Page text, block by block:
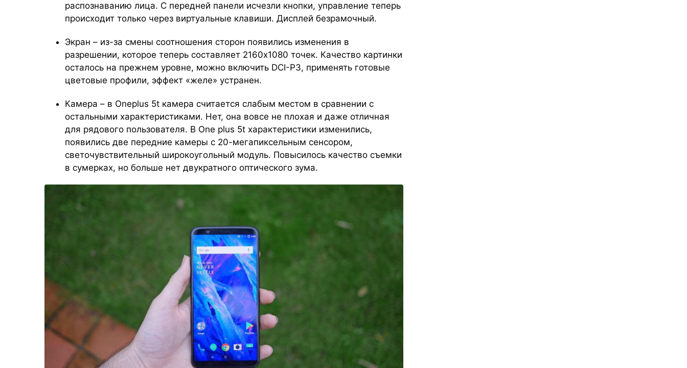
распознаванию лица. С передней панели исчезли кнопки, управление теперь
происходит только через виртуальные клавиши. Дисплей безрамочный.
Экран – из-за смены соотношения сторон появились изменения в
разрешении, которое теперь составляет 2160х1080 точек. Качество картинки
осталось на прежнем уровне, можно включить DCI-P3, применять готовые
цветовые профили, эффект «желе» устранен.
Камера – в Oneplus 5t камера считается слабым местом в сравнении с
остальными характеристиками. Нет, она вовсе не плохая и даже отличная
для рядового пользователя. В One plus 5t характеристики изменились,
появились две передние камеры с 20-мегапиксельным сенсором,
светочувствительный широкоугольный модуль. Повысилось качество съемки
в сумерках, но больше нет двукратного оптического зума.